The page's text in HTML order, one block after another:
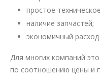
простое
наличие запчастей;
экономичный
Для многих компаний
по соотношению цены и